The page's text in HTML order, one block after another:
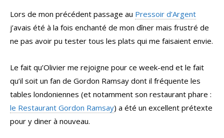
Lors de mon précédent passage au Pressoir d’Argent
j’avais été à la fois enchanté de mon dîner mais frustré de
ne pas avoir pu tester tous les plats qui me faisaient envie.
Le fait qu’Olivier me rejoigne pour ce week-end et le fait
qu’il soit un fan de Gordon Ramsay dont il fréquente les
tables londoniennes (et notamment son restaurant phare :
le Restaurant Gordon Ramsay) a été un excellent prétexte
pour y diner à nouveau.